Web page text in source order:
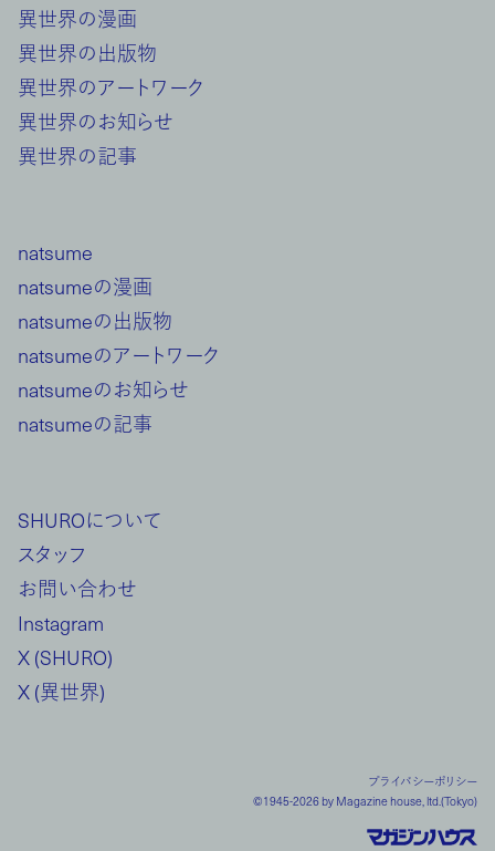
異世界の漫画
異世界の出版物
異世界のアートワーク
異世界のお知らせ
異世界の記事
natsume
natsumeの漫画
natsumeの出版物
natsumeのアートワーク
natsumeのお知らせ
natsumeの記事
SHUROについて
スタッフ
お問い合わせ
Instagram
X (SHURO)
X (異世界)
プライバシーポリシー
©1945-2026 by Magazine house, ltd.(Tokyo)